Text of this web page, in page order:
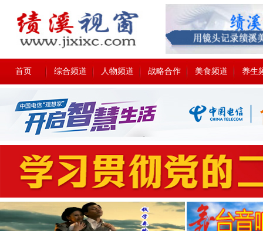
首页 综合频道 人物频道 战略合作 美食频道 养生